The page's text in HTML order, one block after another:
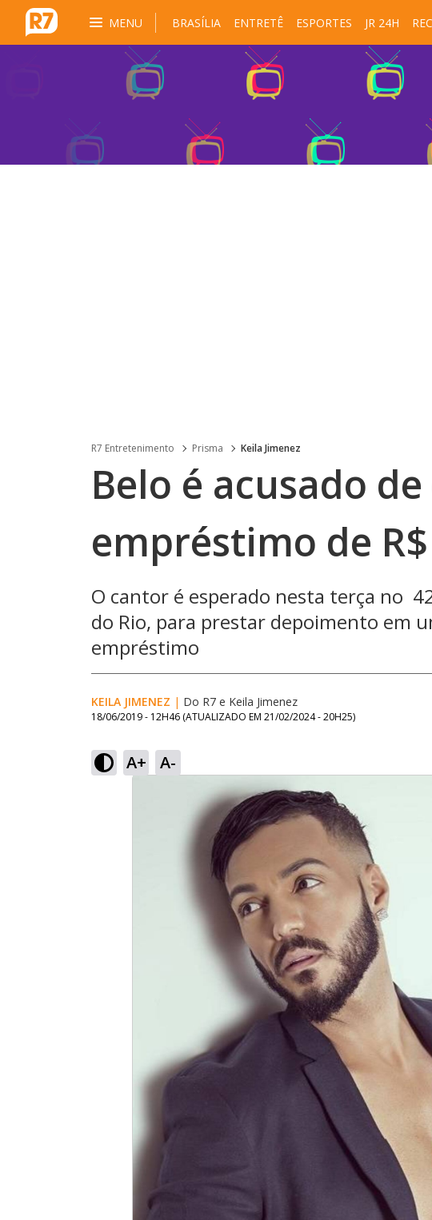
MENU BRASÍLIA ENTRETÊ ESPORTES JR 24H
R7 Entretenimento Prisma Keila Jimenez
Belo é acusado
empréstimo de
O cantor é esperado nesta terça no
do Rio, para prestar depoimento em
empréstimo
KEILA JIMENEZ | Do R7 e Keila Jimenez
18/06/2019 - 12H46 (ATUALIZADO EM 21/02/2024 - 20H25)
A+ A-